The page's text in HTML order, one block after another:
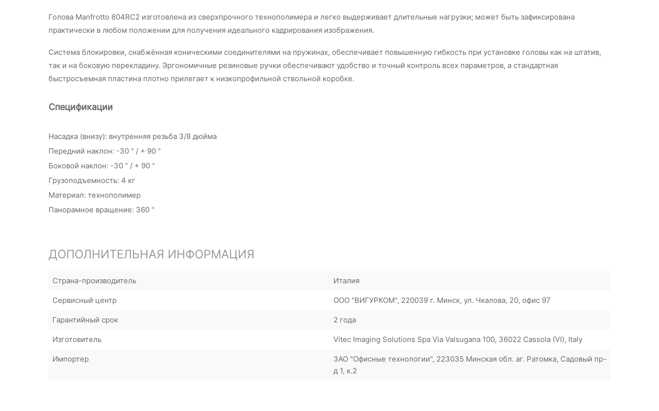
Голова Manfrotto 804RC2 изготовлена из сверхпрочного технополимера и легко выдерживает длительные нагрузки; может быть зафиксирована
практически в любом положении для получения идеального кадрирования изображения.
Система блокировки, снабжённая коническими соединителями на пружинах, обеспечивает повышенную гибкость при установке головы как на штатив,
так и на боковую перекладину. Эргономичные резиновые ручки обеспечивают удобство и точный контроль всех параметров, а стандартная
быстросъемная пластина плотно прилегает к низкопрофильной ствольной коробке.
Спецификации
Насадка (внизу): внутренняя резьба 3/8 дюйма
Передний наклон: -30 ° / + 90 °
Боковой наклон: -30 ° / + 90 °
Грузоподъемность: 4 кг
Материал: технополимер
Панорамное вращение: 360 °
ДОПОЛНИТЕЛЬНАЯ ИНФОРМАЦИЯ
Страна-производитель Италия
Сервисный центр ООО "ВИГУРКОМ", 220039 г. Минск, ул. Чкалова, 20, офис 97
Гарантийный срок 2 года
Изготовитель Vitec Imaging Solutions Spa Via Valsugana 100, 36022 Cassola (VI), Italy
Импортер
ЗАО "Офисные технологии", 223035 Минская обл. аг. Ратомка, Садовый пр-
д 1, к.2